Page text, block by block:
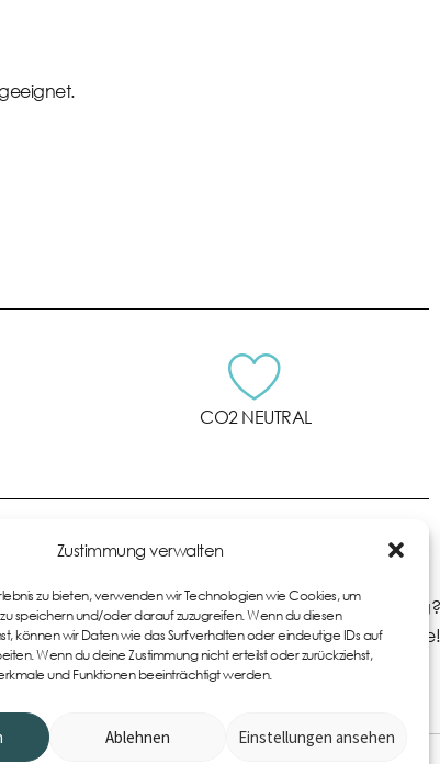
Zustimmung verwalten
zu bieten, verwenden wir Technologien wie Cookies, um
speichern und/oder darauf zuzugreifen. Wenn du diesen
können wir Daten wie das Surfverhalten oder eindeutige IDs auf
Wenn du deine Zustimmung nicht erteilst oder zurückziehst,
und Funktionen beeinträchtigt werden.
Ablehnen Einstellungen ansehen
CO2 NEUTRAL
Du hast Fragen zu den Produkten oder zur Bestellung?
Kontaktiere uns gerne!